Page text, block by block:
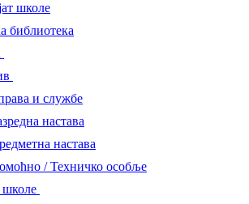
школе
библиотека
и службе
настава
настава
/ Техничко особље